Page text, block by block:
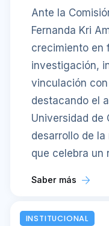
Ante la
Fernanda Kri
crecimiento en
investigación,
vinculación
destacando el
Universidad de
desarrollo de
que celebra un
Saber más
INSTITUCIONAL